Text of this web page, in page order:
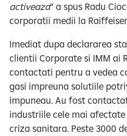
activeaza” a spus Radu
corporatii medii la
Imediat dupa declararea
clientii Corporate si IMM ai
contactati pentru a vedea
gasi impreuna solutiile
impuneau. Au fost
industriile cele mai
criza sanitara. Peste 3000